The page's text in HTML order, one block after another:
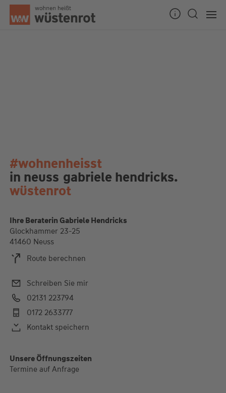
#wohnenheisst
in neuss gabriele hendricks.
wüstenrot
Ihre Beraterin Gabriele Hendricks
Glockhammer 23-25
41460 Neuss
Route berechnen
Schreiben Sie mir
02131 223794
0172 2633777
Kontakt speichern
Alle Öffnungszeiten
Unsere Öffnungszeiten
Termine auf Anfrage